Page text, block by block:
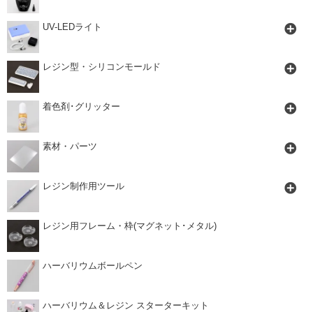
UV-LEDライト
レジン型・シリコンモールド
着色剤･グリッター
素材・パーツ
レジン制作用ツール
レジン用フレーム・枠(マグネット･メタル)
ハーバリウムボールペン
ハーバリウム＆レジン スターターキット